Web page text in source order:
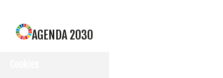
AGENDA 2030